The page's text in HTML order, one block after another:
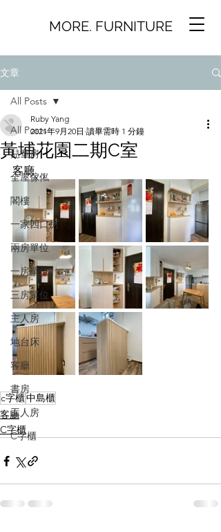
MORE. FURNITURE
文章
All Posts
兒童房
全屋傢俬
閣樓
一家四口房
兩房單位
一房單位
三房單位
主人房
地台床
客廳
書房
工人房
C字櫃
All Posts
黃埔花園二期C室
Ruby Yang
2021年9月20日 讀畢需時 1 分鐘
客廳
c字櫃中島櫃
客廳
C字櫃